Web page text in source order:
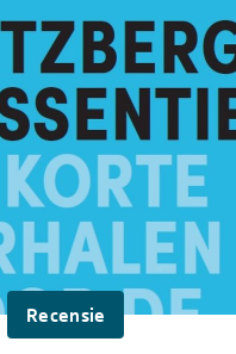
Recensie